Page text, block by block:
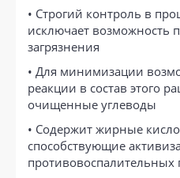
• Строгий контроль в
исключает возможность
загрязнения
• Для минимизации
реакции в состав этого
очищенные углеводы
• Содержит жирные
способствующие
противовоспалительных